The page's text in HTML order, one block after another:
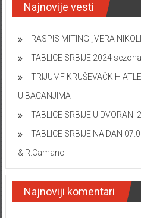
Najnovije vesti
RASPIS MITING „VERA
TABLICE SRBIJE 2024
TRIJUMF KRUŠEVAČKIH
U BACANJIMA
TABLICE SRBIJE U DVORANI
TABLICE SRBIJE NA DAN
& R.Camano
Najnoviji komentari